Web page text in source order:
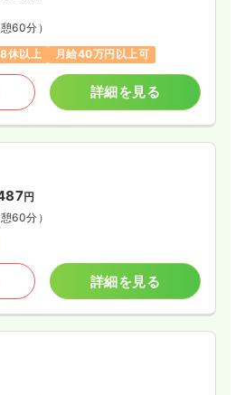
60分）
担当業務未経験可
ブランク可
円以上可
詳細を見る
60分）
経験可 ブランク可
第二新卒可
詳細を見る
憩60分）
休以上 月給40万円以上可
詳細を見る
円
憩60分）
詳細を見る